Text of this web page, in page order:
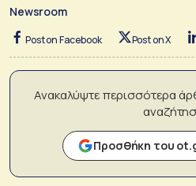
Newsroom
Post on Facebook Post on X
Ανακαλύψτε περισσότερα
Προσθήκη του